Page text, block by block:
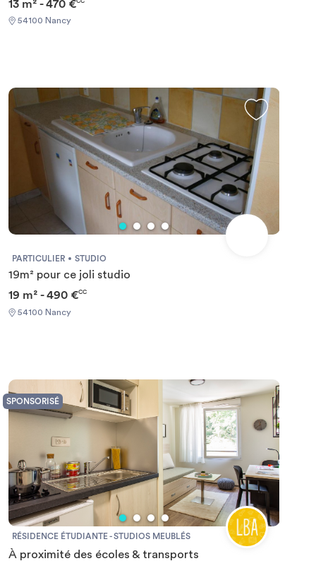
13 m² - 470 €
54100 Nancy
PARTICULIER STUDIO
19m² pour ce joli studio
19 m² - 490 €CC
54100 Nancy
SPONSORISÉ
RÉSIDENCE ÉTUDIANTE - STUDIOS MEUBLÉS
À proximité des écoles & transports